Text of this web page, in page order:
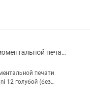
Фотокамера моментальной печати Fujifilm Instax mini 12 голубой
печати
12 голубой (без
в отличном
писать, а не звонить.